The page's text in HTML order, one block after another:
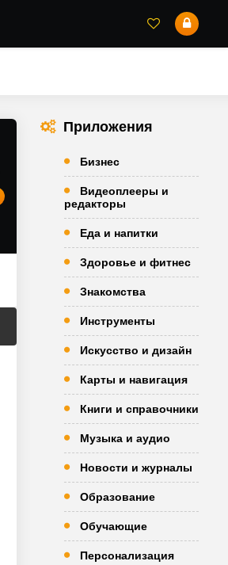
Приложения
Бизнес
Видеоплееры и
редакторы
Еда и напитки
Здоровье и фитнес
Знакомства
Инструменты
Искусство и дизайн
Карты и навигация
Книги и справочники
Музыка и аудио
Новости и журналы
Образование
Обучающие
Персонализация